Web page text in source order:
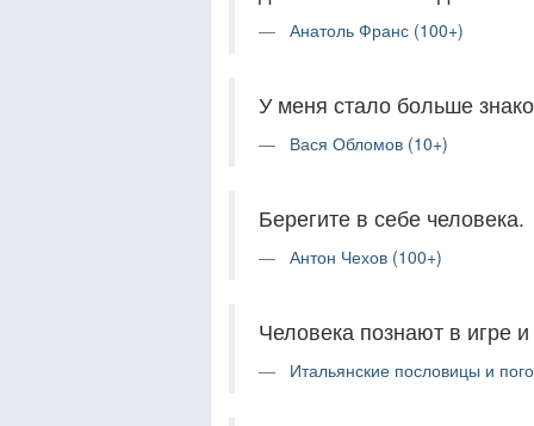
Анатоль Франс (100+)
У меня стало больше
Вася Обломов (10+)
Берегите в себе человека.
Антон Чехов (100+)
Человека познают в игре
Итальянские пословицы и